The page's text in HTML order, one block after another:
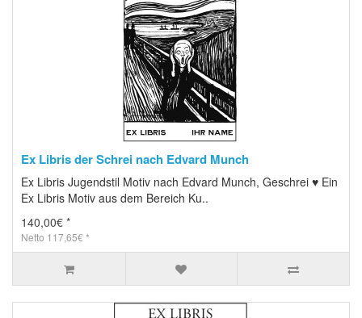
Ex Libris der Schrei nach Edvard Munch
Ex Libris Jugendstil Motiv nach Edvard Munch, Geschrei ♥ Ein
Ex Libris Motiv aus dem Bereich Ku..
140,00€ *
Netto 117,65€ *